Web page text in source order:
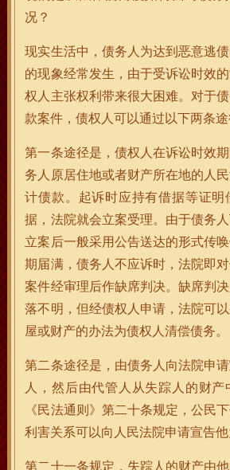
况？
现实生活中，债务人为达到恶意逃
的现象经常发生，由于受诉讼时效
权人主张权利带来很大困难。对于
款案件，债权人可以通过以下两条途
第一条途径是，债权人在诉讼时效
务人原居住地或者财产所在地的人
计债款。起诉时应持有借据等证明
据，法院就会立案受理。由于债务
立案后一般采用公告送达的形式传
期届满，债务人不应诉时，法院即
案件经审理后作缺席判决。缺席判
落不明，但经债权人申请，法院可
屋或财产的办法为债权人清偿债务。
第二条途径是，由债务人向法院申
人，然后由代管人从失踪人的财产
《民法通则》第二十条规定，公民
利害关系可以向人民法院申请宣告他
第二十一条规定，失踪人的财产由